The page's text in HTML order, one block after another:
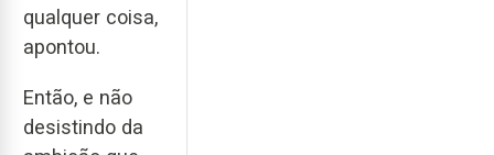
qualquer coisa,
apontou.
Então, e não
desistindo da